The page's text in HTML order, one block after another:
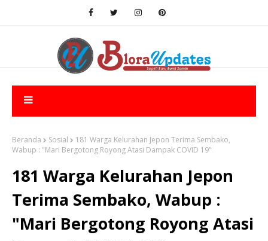
Beranda Sosial
181 Warga Kelurahan Jepon Terima Sembako,
Wabup : "Mari Bergotong Royong Atasi Dampak COVID 19"
181 Warga Kelurahan Jepon
Terima Sembako, Wabup :
"Mari Bergotong Royong Atasi